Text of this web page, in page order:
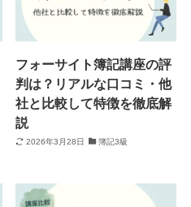
フォーサイト簿記講座の評
判は？リアルな口コミ・他
社と比較して特徴を徹底解
説
2026年3月28日 簿記3級